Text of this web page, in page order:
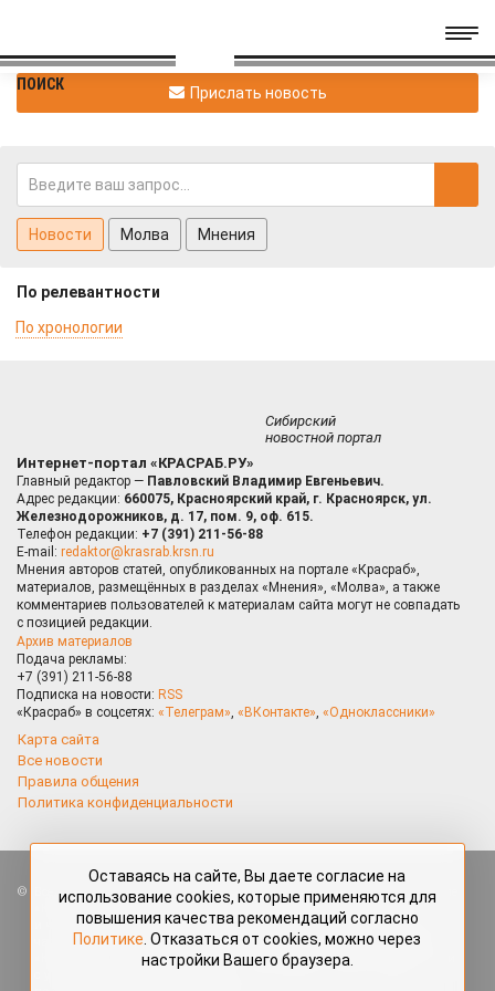
ПОИСК Прислать новость
Новости Молва Мнения
По релевантности
По хронологии
Сибирский
новостной портал
Интернет-портал «КРАСРАБ.РУ»
Главный редактор — Павловский Владимир Евгеньевич.
Адрес редакции: 660075, Красноярский край, г. Красноярск, ул.
Железнодорожников, д. 17, пом. 9, оф. 615.
Телефон редакции: +7 (391) 211-56-88
E-mail: redaktor@krasrab.krsn.ru
Мнения авторов статей, опубликованных на портале «Красраб»,
материалов, размещённых в разделах «Мнения», «Молва», а также
комментариев пользователей к материалам сайта могут не совпадать
с позицией редакции.
Архив материалов
Подача рекламы:
+7 (391) 211-56-88
Подписка на новости: RSS
«Красраб» в соцсетях: «Телеграм», «ВКонтакте», «Одноклассники»
Карта сайта
Все новости
Правила общения
Политика конфиденциальности
Все права защищены. Любые материалы, размещённые на портале
«Красраб.ру» сотрудниками редакции, нештатными авторами
и читателями, являются объектами авторского права. Полное или
частичное использование материалов, размещённых на портале
«Красраб.ру», допускается только с письменного согласия редакции
Оставаясь на сайте, Вы даете согласие на
использование cookies, которые применяются для
повышения качества рекомендаций согласно
Политике . Отказаться от cookies, можно через
настройки Вашего браузера.